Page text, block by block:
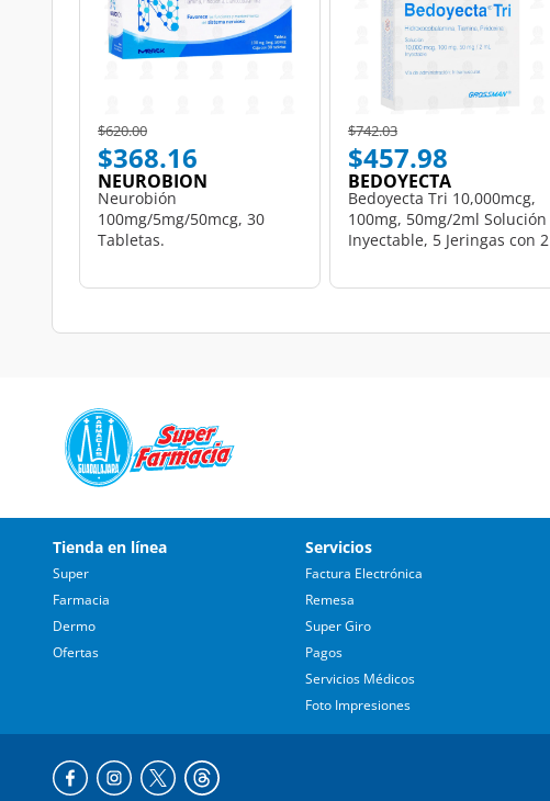
Price reduced from
$620.00to
$368.16
NEUROBION
Neurobión
100mg/5mg/50mcg, 30
Tabletas.
Price reduced from
$742.03to
$457.98
BEDOYECTA
Bedoyecta Tri 10,000mcg,
100mg, 50mg/2ml Solución
Inyectable, 5 Jeringas con 2
Tienda en línea
Super
Farmacia
Dermo
Ofertas
Servicios
Factura Electrónica
Remesa
Super Giro
Pagos
Servicios Médicos
Foto Impresiones